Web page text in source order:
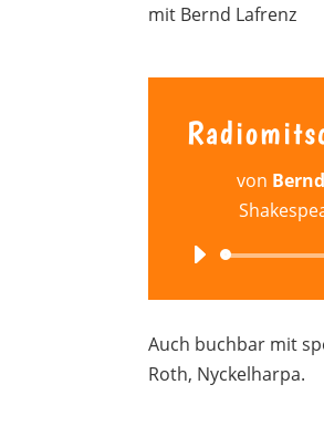
mit Bernd Lafrenz
von
Auch buchbar mit
Roth, Nyckelharpa.